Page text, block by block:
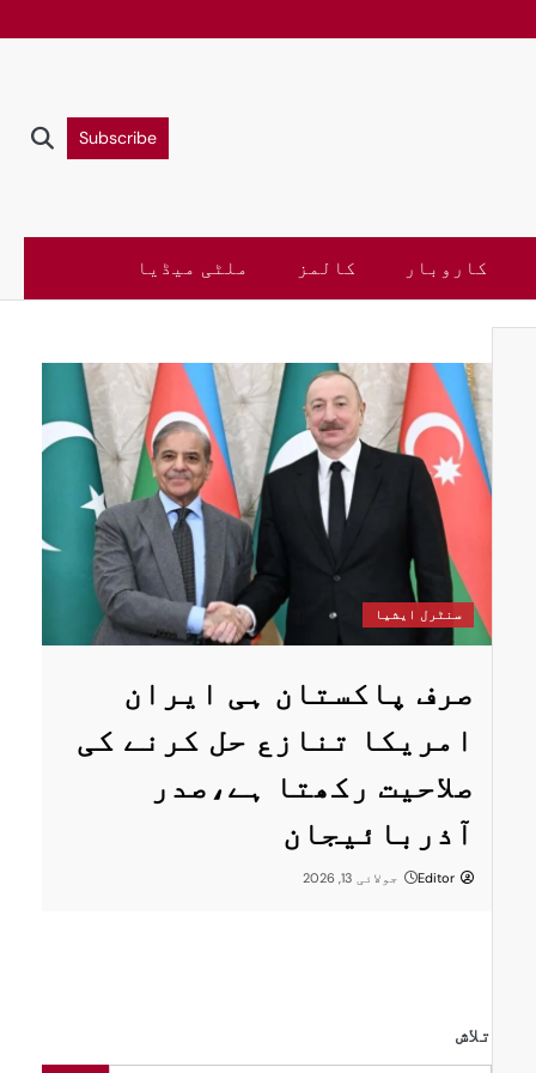
Subscribe
کاروبار کالمز ملٹی میڈیا
سنٹرل ایشیا
صرف پاکستان ہی ایران
امریکا تنازع حل کرنے کی
صلاحیت رکھتا ہے،صدر
آذربائیجان
Editor جولائی 13, 2026
تلاش